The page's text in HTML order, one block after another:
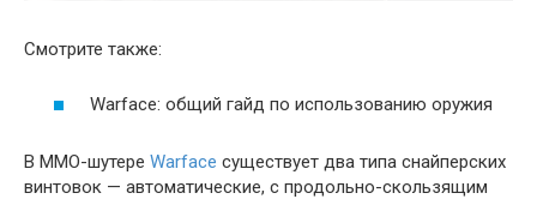
Смотрите также:
Warface: общий гайд по использованию оружия
В ММО-шутере Warface существует два типа снайперских
винтовок — автоматические, с продольно-скользящим